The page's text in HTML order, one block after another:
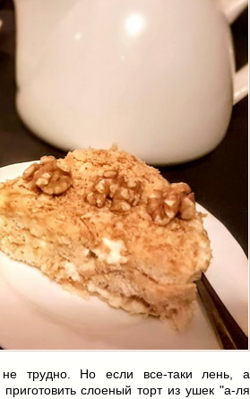
трудно. Но если все-таки лень, а
слоеный торт из ушек "а-ля